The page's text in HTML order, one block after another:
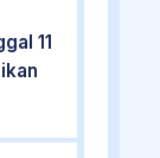
11